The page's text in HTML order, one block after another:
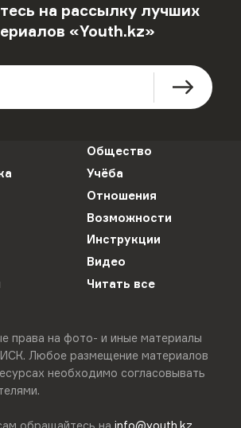
на рассылку лучших
«Youth.kz»
Общество
Учёба
Отношения
Возможности
Инструкции
Видео
Читать все
права на фото- и иные материалы
Любое размещение материалов
необходимо согласовывать
обращайтесь на info@youth.kz